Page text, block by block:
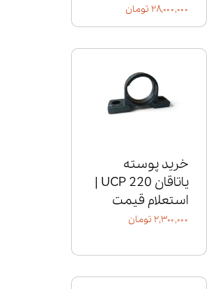
۲۸,۰۰۰,۰۰۰ تومان
خرید پوسته
یاتاقان UCP 220 |
استعلام قیمت
۲,۳۰۰,۰۰۰ تومان